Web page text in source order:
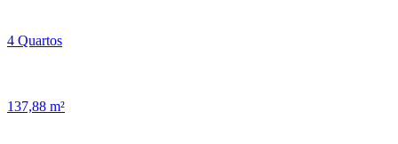
4 Quartos
137,88 m²